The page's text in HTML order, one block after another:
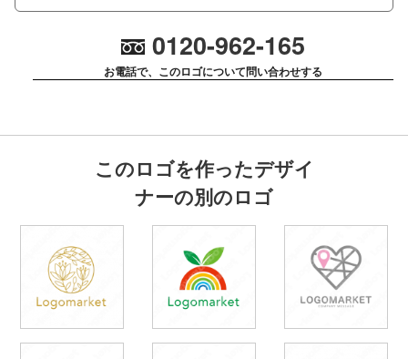
0120-962-165
お電話で、このロゴについて問い合わせする
このロゴを作ったデザイ
ナーの別のロゴ